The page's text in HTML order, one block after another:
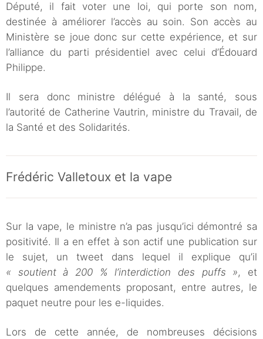
Député, il fait voter une loi, qui porte son nom,
destinée à améliorer l’accès au soin. Son accès au
Ministère se joue donc sur cette expérience, et sur
l’alliance du parti présidentiel avec celui d’Édouard
Philippe.
Il sera donc ministre délégué à la santé, sous
l’autorité de Catherine Vautrin, ministre du Travail, de
la Santé et des Solidarités.
Frédéric Valletoux et la vape
Sur la vape, le ministre n’a pas jusqu’ici démontré sa
positivité. Il a en effet à son actif une publication sur
le sujet, un tweet dans lequel il explique qu’il
« soutient à 200 % l’interdiction des puffs », et
quelques amendements proposant, entre autres, le
paquet neutre pour les e-liquides.
Lors de cette année, de nombreuses décisions